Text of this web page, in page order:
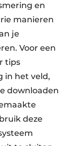
en
manieren
je
Voor een
tips
in het veld,
downloaden
deze